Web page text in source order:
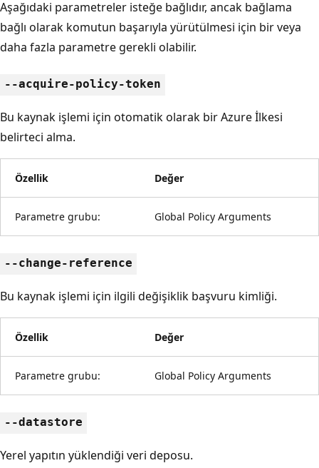
Aşağıdaki parametreler isteğe bağlıdır, ancak bağlama
bağlı olarak komutun başarıyla yürütülmesi için bir veya
daha fazla parametre gerekli olabilir.
--acquire-policy-token
Bu kaynak işlemi için otomatik olarak bir Azure İlkesi
belirteci alma.
Özellik Değer
Parametre grubu: Global Policy Arguments
--change-reference
Bu kaynak işlemi için ilgili değişiklik başvuru kimliği.
Özellik Değer
Parametre grubu: Global Policy Arguments
--datastore
Yerel yapıtın yüklendiği veri deposu.